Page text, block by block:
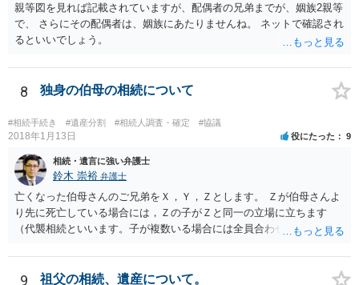
親等図を見れば記載されていますが、配偶者の兄弟までが、姻族2親等
で、 さらにその配偶者は、姻族にあたりませんね。 ネットで確認され
るといいでしょう。
8 独身の伯母の相続について
#相続手続き #遺産分割 #相続人調査・確定 #協議
2018年1月13日 役にたった 9
相続・遺言に強い弁護士
鈴木 崇裕 弁護士
亡くなった伯母さんのご兄弟をＸ，Ｙ，Ｚとします。 Ｚが伯母さんよ
り先に死亡している場合には，Ｚの子がＺと同一の立場に立ちます
（代襲相続といいます。子が複数いる場合には全員合わせてＺと同一
つの相続分を有していますので， そのことを前提として，遺産分割協
議をすることになります（必ずしも３分の１ずつにしなくても，合意
9 祖父の相続、遺産について。